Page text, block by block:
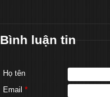
Bình luận tin
Họ tên
Email *